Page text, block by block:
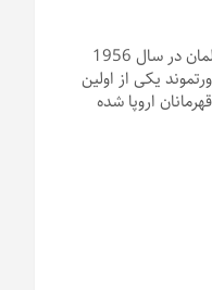
بوروسیا دورتموند یک باشگاه فوتبال بسیار مشهور در آلمان است. این تیم اولین شناخت خود را به عنوان قهرمانان آلمان در سال 1956
بوروسیا دورتموند یکی از اولین
لیگ قهرمانان اروپا شده